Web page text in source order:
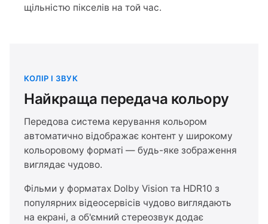
щільністю пікселів на той час.
КОЛІР І ЗВУК
Найкраща передача кольору
Передова система керування кольором
автоматично відображає контент у широкому
кольоровому форматі — будь-яке зображення
виглядає чудово.
Фільми у форматах Dolby Vision та HDR10 з
популярних відеосервісів чудово виглядають
на екрані, а об'ємний стереозвук додає